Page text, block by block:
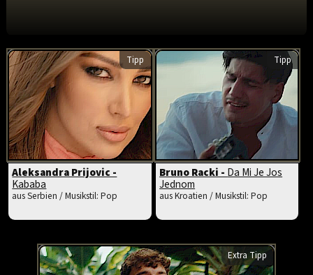
Tipp
Aleksandra Prijovic -
Kababa
aus Serbien / Musikstil: Pop
Tipp
Bruno Racki - Da Mi Je Jos
Jednom
aus Kroatien / Musikstil: Pop
Extra Tipp